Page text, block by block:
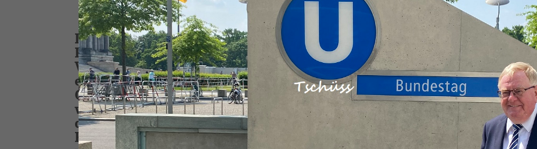
Die Delegierten des CDU-Bundesparteitages haben Annegret
Kramp-Karrenbauer nach einem fairen Wahlkampf zur neuen
Vorsitzenden der CDU gewählt. Der Parteitag hat mit Paul Ziemiak
ein Mitglied der CDU/CSU-Bundestagsfraktion zum neuen
Generalsekretär bestimmt. Wir gratulieren beiden herzlich und
werden mit ihnen gut zusammenarbeiten. Wichtig ist uns auch,
den frischen Wind, der durch die Kandidaturen von Annegret
Kramp-Karrenbauer, Friedrich Merz und Jens Spahn aufkam,